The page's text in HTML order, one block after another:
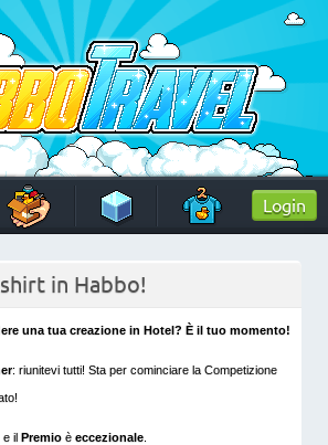
HabboTravelLogin
in Habbo!
una tua creazione in Hotel? È il tuo momento!
: riunitevi tutti! Sta per cominciare la Competizione
e il Premio è eccezionale